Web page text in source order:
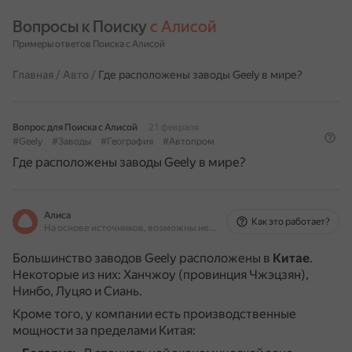
Вопросы к Поиску с Алисой
Примеры ответов Поиска с Алисой
Главная / Авто / Где расположены заводы Geely в мире?
Вопрос для Поиска с Алисой
21 февраля
#Geely
#Заводы #География #Автопром
Где расположены заводы Geely в мире?
Алиса
На основе источников, возможны неточности
Как это работает?
Большинство заводов Geely расположены в Китае.
Некоторые из них: Ханчжоу (провинция Чжэцзян),
Нинбо, Луцяо и Сиань.
Кроме того, у компании есть производственные
мощности за пределами Китая: